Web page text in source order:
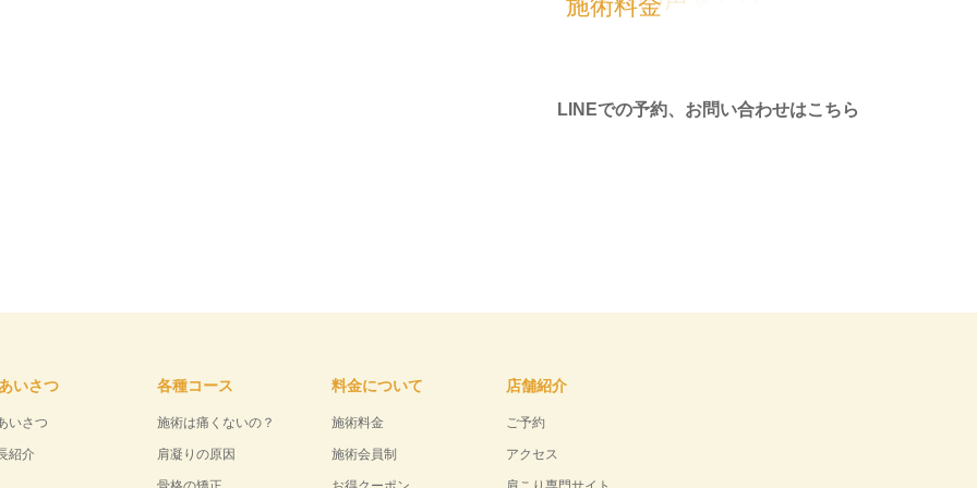
施術料金
LINEでの予約、お問い合わせはこちら
いさつ
いさつ
紹介
各種コース
施術は痛くないの？
肩凝りの原因
料金について
施術料金
施術会員制
店舗紹介
ご予約
アクセス